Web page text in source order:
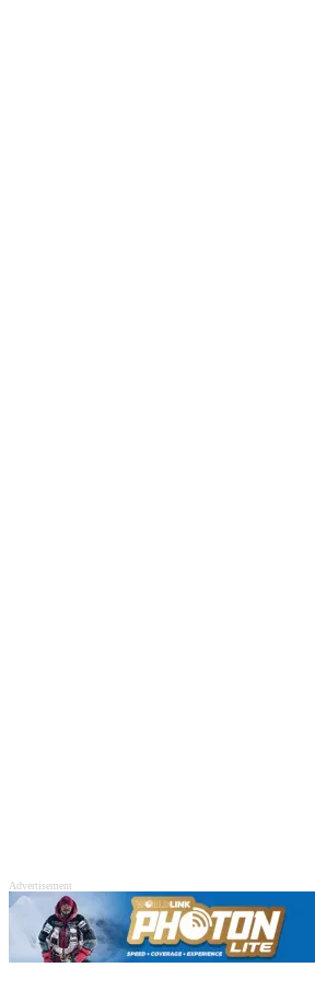
Advertisement